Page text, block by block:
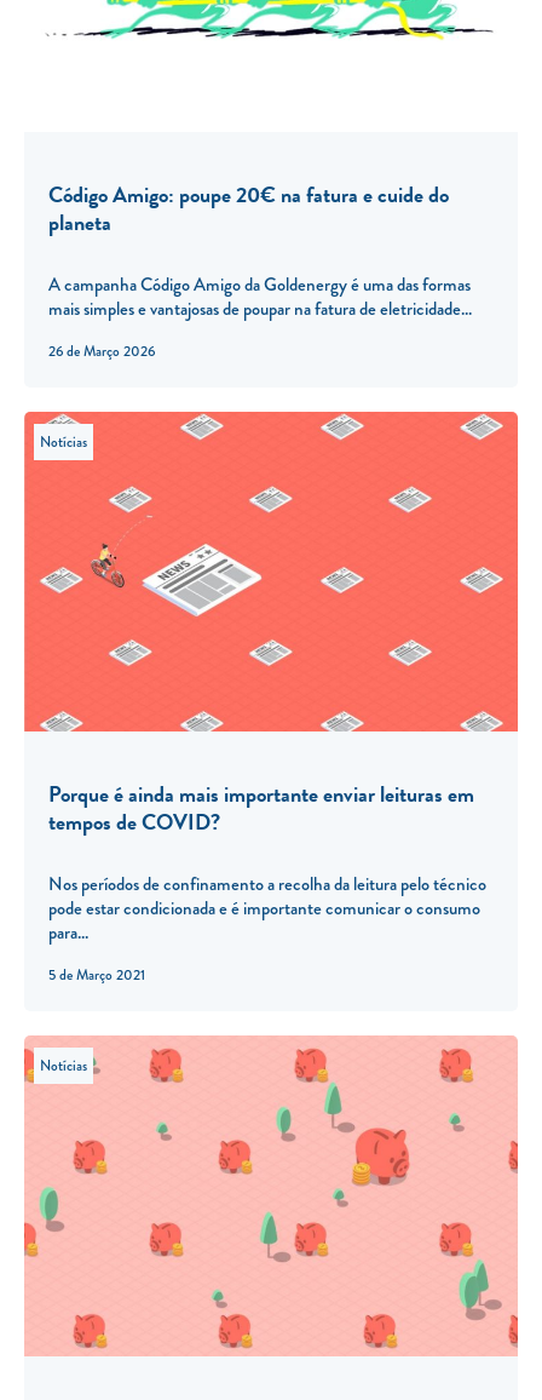
26 de Março 2026
Código Amigo: poupe 20€ na fatura e cuide do
planeta
A campanha Código Amigo da Goldenergy é uma das formas
mais simples e vantajosas de poupar na fatura de eletricidade...
5 de Março 2021
Notícias
Porque é ainda mais importante enviar leituras em
tempos de COVID?
Nos períodos de confinamento a recolha da leitura pelo técnico
pode estar condicionada e é importante comunicar o consumo
para...
Notícias